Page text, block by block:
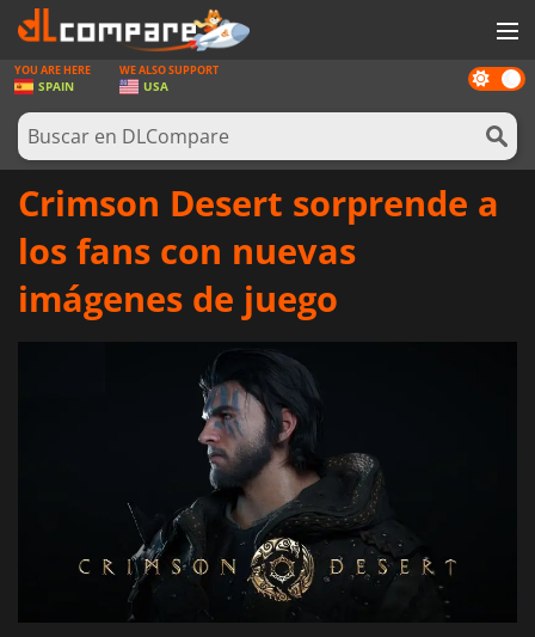
JUEGOS
TARJETAS PREPAGO
SOFTWARE
NOTICIAS
INICIAR SESIÓN O REGISTRARSE
Dark
mode
YOU ARE HERE
SPAIN
WE ALSO SUPPORT
USA
Crimson Desert sorprende a
los fans con nuevas
imágenes de juego